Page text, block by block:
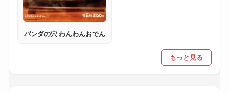
パンダの穴 わんわんおでん
もっと見る